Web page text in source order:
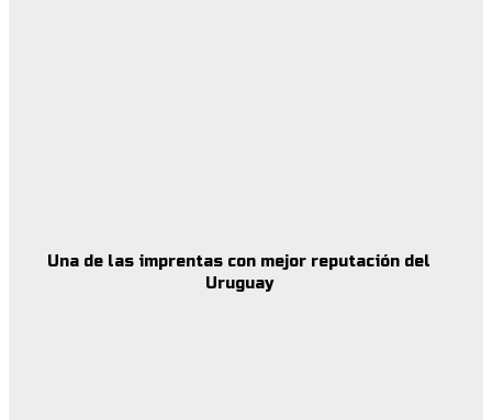
Una de las imprentas con mejor reputación del
Uruguay